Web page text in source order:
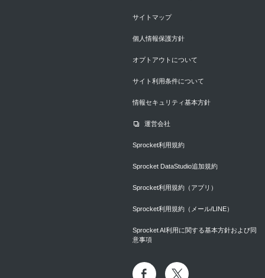
サイトマップ
個人情報保護方針
オプトアウトについて
サイト利用条件について
情報セキュリティ基本方針
運営会社
Sprocket利用規約
Sprocket DataStudio追加規約
Sprocket利用規約（アプリ）
Sprocket利用規約（メール/LINE）
Sprocket AI利用に関する基本方針および同
意事項